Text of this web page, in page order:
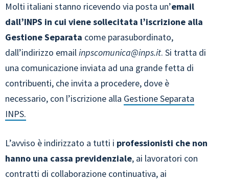
Molti italiani stanno ricevendo via posta un’email
dall’INPS in cui viene sollecitata l’iscrizione alla
Gestione Separata come parasubordinato,
dall’indirizzo emailinpscomunica@inps.it. Si tratta di
una comunicazione inviata ad una grande fetta di
contribuenti, che invita a procedere, dove è
necessario, con l’iscrizione alla Gestione Separata
INPS.
L’avviso è indirizzato a tutti i professionisti che non
hanno una cassa previdenziale, ai lavoratori con
contratti di collaborazione continuativa, ai